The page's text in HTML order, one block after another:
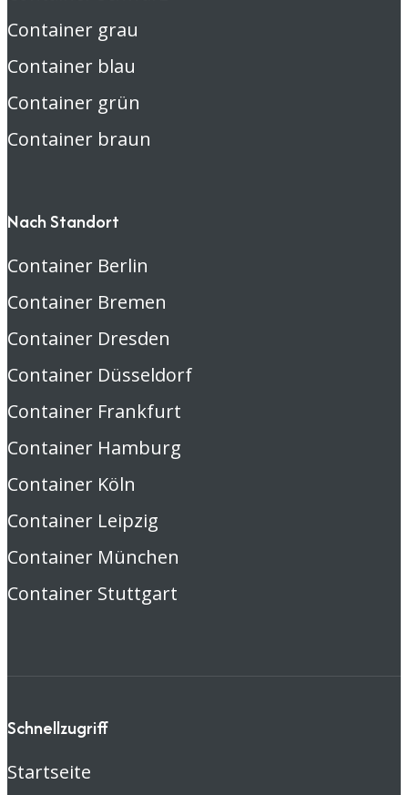
Container grau
Container blau
Container grün
Container braun
Nach Standort
Container Berlin
Container Bremen
Container Dresden
Container Düsseldorf
Container Frankfurt
Container Hamburg
Container Köln
Container Leipzig
Container München
Container Stuttgart
Schnellzugriff
Startseite